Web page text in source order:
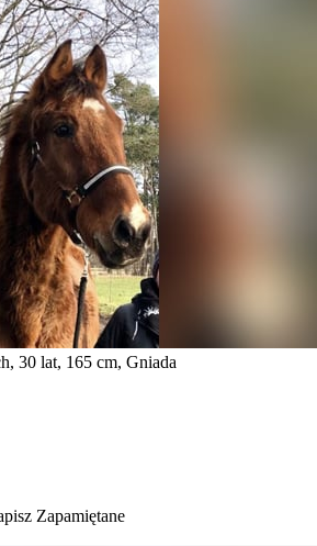
30 lat, 165 cm, Gniada
Zapamiętane